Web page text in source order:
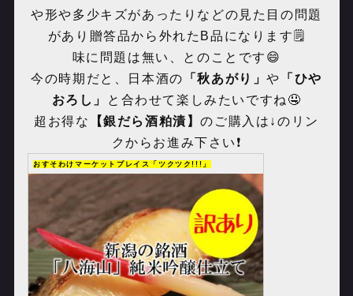
や形や多少キズがあったりなどの見た目の問題
があり贈答品から外れた B品になります🗒️
味に問題は無い、とのことです😄
今の時期だと、日本酒の
「秋あがり」や
「ひや
おろし」
と合わせて楽しみたいですね🤤
超お得な
【銀だら酒粕漬】のご購入は↓のリン
クからお進み下さい❗️
おすそわけマーケットプレイス「ツクツク!!!」